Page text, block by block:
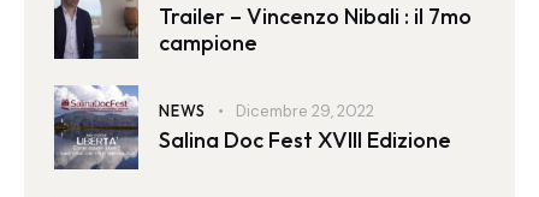
Trailer – Vincenzo Nibali : il 7mo
campione
NEWS Dicembre 29, 2022
Salina Doc Fest XVIII Edizione